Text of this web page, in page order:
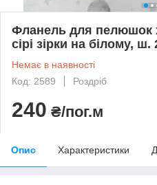
Фланель для пелюшок
сірі зірки на білому, ш.
Немає в наявності
Код: 2589
Роздріб
240 ₴/пог.м
Опис Характеристики